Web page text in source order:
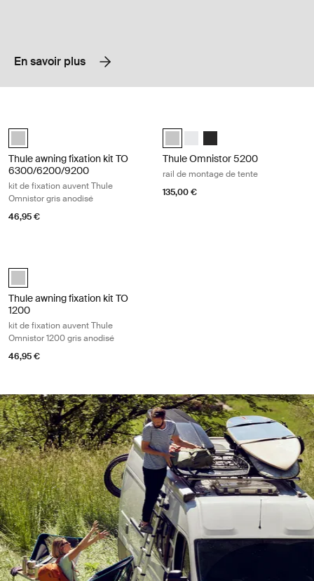
En savoir plus
anodised (selected)
Thule awning fixation kit TO
6300/6200/9200
kit de fixation auvent Thule
Omnistor gris anodisé
46,95 €
Thule Tent LED Mounting Rail
Thule Tent LED Mounting
Thule Tent LED
Thule Omnistor 5200
rail de montage de tente
135,00 €
anodised (selected)
Thule awning fixation kit TO
1200
kit de fixation auvent Thule
Omnistor 1200 gris anodisé
46,95 €